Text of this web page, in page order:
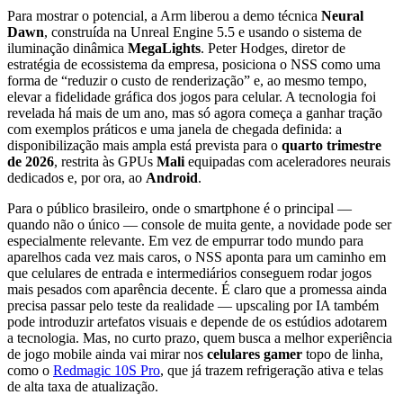
Para mostrar o potencial, a Arm liberou a demo técnica Neural
Dawn, construída na Unreal Engine 5.5 e usando o sistema de
iluminação dinâmica MegaLights. Peter Hodges, diretor de
estratégia de ecossistema da empresa, posiciona o NSS como uma
forma de “reduzir o custo de renderização” e, ao mesmo tempo,
elevar a fidelidade gráfica dos jogos para celular. A tecnologia foi
revelada há mais de um ano, mas só agora começa a ganhar tração
com exemplos práticos e uma janela de chegada definida: a
disponibilização mais ampla está prevista para o quarto trimestre
de 2026, restrita às GPUs Mali equipadas com aceleradores neurais
dedicados e, por ora, ao Android.
Para o público brasileiro, onde o smartphone é o principal —
quando não o único — console de muita gente, a novidade pode ser
especialmente relevante. Em vez de empurrar todo mundo para
aparelhos cada vez mais caros, o NSS aponta para um caminho em
que celulares de entrada e intermediários conseguem rodar jogos
mais pesados com aparência decente. É claro que a promessa ainda
precisa passar pelo teste da realidade — upscaling por IA também
pode introduzir artefatos visuais e depende de os estúdios adotarem
a tecnologia. Mas, no curto prazo, quem busca a melhor experiência
de jogo mobile ainda vai mirar nos celulares gamer topo de linha,
como o Redmagic 10S Pro, que já trazem refrigeração ativa e telas
de alta taxa de atualização.